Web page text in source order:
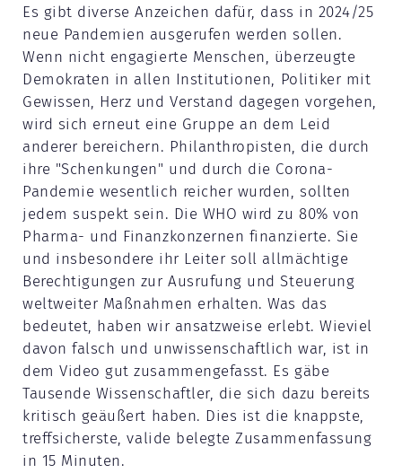
Es gibt diverse Anzeichen dafür, dass in 2024/25
neue Pandemien ausgerufen werden sollen.
Wenn nicht engagierte Menschen, überzeugte
Demokraten in allen Institutionen, Politiker mit
Gewissen, Herz und Verstand dagegen vorgehen,
wird sich erneut eine Gruppe an dem Leid
anderer bereichern. Philanthropisten, die durch
ihre "Schenkungen" und durch die Corona-
Pandemie wesentlich reicher wurden, sollten
jedem suspekt sein. Die WHO wird zu 80% von
Pharma- und Finanzkonzernen finanzierte. Sie
und insbesondere ihr Leiter soll allmächtige
Berechtigungen zur Ausrufung und Steuerung
weltweiter Maßnahmen erhalten. Was das
bedeutet, haben wir ansatzweise erlebt. Wieviel
davon falsch und unwissenschaftlich war, ist in
dem Video gut zusammengefasst. Es gäbe
Tausende Wissenschaftler, die sich dazu bereits
kritisch geäußert haben. Dies ist die knappste,
treffsicherste, valide belegte Zusammenfassung
in 15 Minuten.